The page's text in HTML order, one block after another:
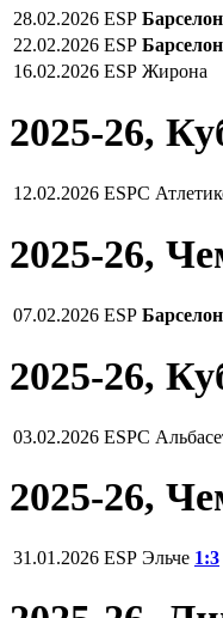
28.02.2026 ESP
22.02.2026 ESP
16.02.2026 ESP Жирона
2025-26,
12.02.2026 ESPC
2025-26,
07.02.2026 ESP
2025-26,
03.02.2026 ESPC
2025-26,
31.01.2026 ESP Эльче 1:3